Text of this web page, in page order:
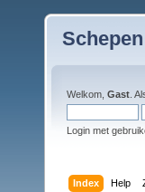
Welkom, Gast .
Login met
Index Help